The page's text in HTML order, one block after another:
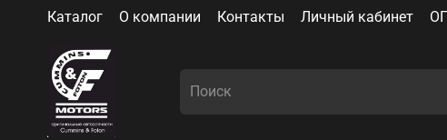
Каталог О компании Контакты Личный кабинет